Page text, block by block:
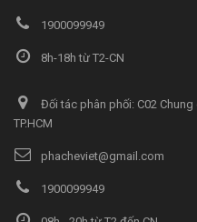
1900099949
8h-18h từ T2-CN
Đối tác phân phối: C02 Chung
TP.HCM
phacheviet@gmail.com
1900099949